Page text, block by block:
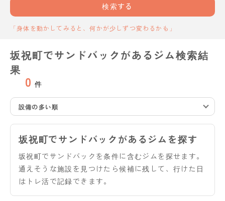
検索する
「身体を動かしてみると、何かが少しずつ変わるかも」
坂祝町でサンドバックがあるジム検索結
果
0 件
設備の多い順
坂祝町でサンドバックがあるジムを探す
坂祝町でサンドバックを条件に含むジムを探せます。
通えそうな施設を見つけたら候補に残して、行けた日
はトレ活で記録できます。